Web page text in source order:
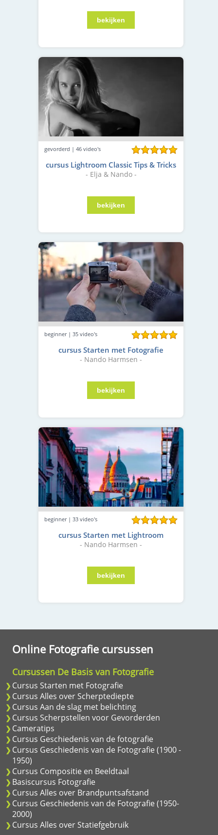
gevorderd | 46 video's
cursus Lightroom Classic Tips & Tricks
- Elja & Nando -
beginner | 35 video's
cursus Starten met Fotografie
- Nando Harmsen -
beginner | 33 video's
cursus Starten met Lightroom
- Nando Harmsen -
Online Fotografie cursussen
Cursussen De Basis van Fotografie
Cursus Starten met Fotografie
Cursus Alles over Scherptediepte
Cursus Aan de slag met belichting
Cursus Scherpstellen voor Gevorderden
Cameratips
Cursus Geschiedenis van de fotografie
Cursus Geschiedenis van de Fotografie (1900 -
1950)
Cursus Compositie en Beeldtaal
Basiscursus Fotografie
Cursus Alles over Brandpuntsafstand
Cursus Geschiedenis van de Fotografie (1950-
2000)
Cursus Alles over Statiefgebruik